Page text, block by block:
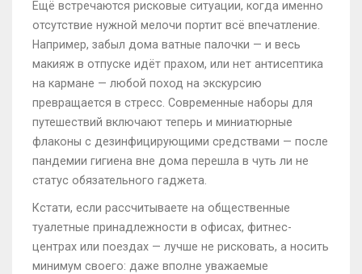
Ещё встречаются рисковые ситуации, когда именно
отсутствие нужной мелочи портит всё впечатление.
Например, забыл дома ватные палочки — и весь
макияж в отпуске идёт прахом, или нет антисептика
на кармане — любой поход на экскурсию
превращается в стресс. Современные наборы для
путешествий включают теперь и миниатюрные
флаконы с дезинфицирующими средствами — после
пандемии гигиена вне дома перешла в чуть ли не
статус обязательного гаджета.
Кстати, если рассчитываете на общественные
туалетные принадлежности в офисах, фитнес-
центрах или поездах — лучше не рисковать, а носить
минимум своего: даже вполне уважаемые